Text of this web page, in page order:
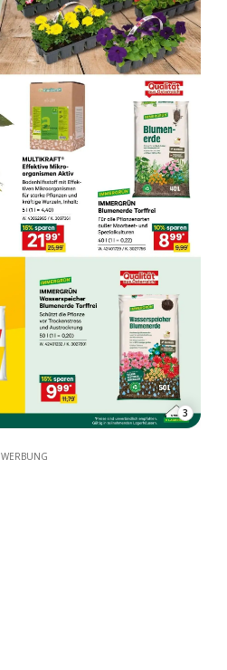
3
WERBUNG